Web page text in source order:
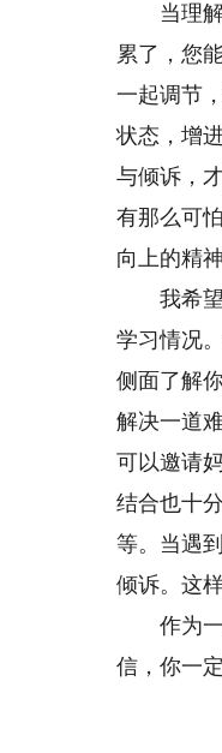
当理解
累了，您
一起调节
状态，增
与倾诉，
有那么可
向上的精
我希望
学习情况
侧面了解
解决一道
可以邀请
结合也十
等。当遇
倾诉。这
作为一
信，你一
旋律，带来
我是来自西安高新
兴趣爱好能陶冶情操、
多年来，我坚持学习机
校内航模和3D打印俱乐